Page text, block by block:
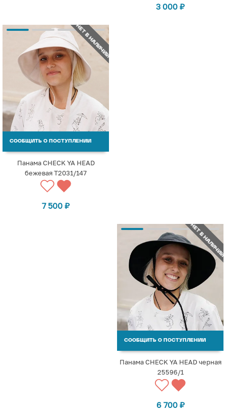
3 000 ₽
НЕТ В НАЛИЧИИ
СООБЩИТЬ О ПОСТУПЛЕНИИ
Панама CHECK YA HEAD
бежевая T2031/147
7 500 ₽
НЕТ В НАЛИЧИИ
СООБЩИТЬ О ПОСТУПЛЕНИИ
Панама CHECK YA HEAD черная
25596/1
6 700 ₽